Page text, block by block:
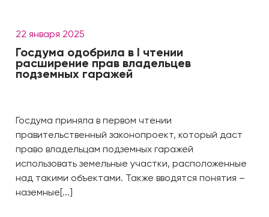
22 января 2025
Госдума одобрила в I чтении
расширение прав владельцев
подземных гаражей
Госдума приняла в первом чтении
правительственный законопроект, который даст
право владельцам подземных гаражей
использовать земельные участки, расположенные
над такими объектами. Также вводятся понятия –
наземные[...]